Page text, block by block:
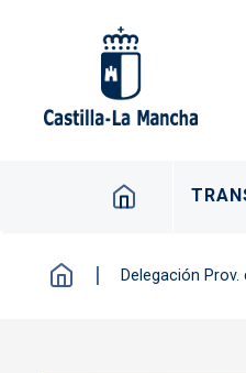
Delegación